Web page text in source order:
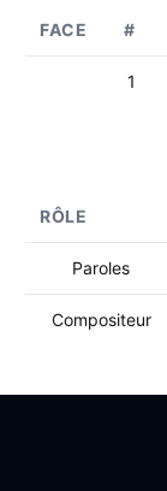
FACE #
1
RÔLE
Paroles
Compositeur